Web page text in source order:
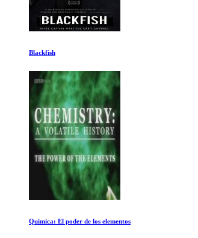
La inspiracion mas profunda
Rusia Salvaje: Siberia